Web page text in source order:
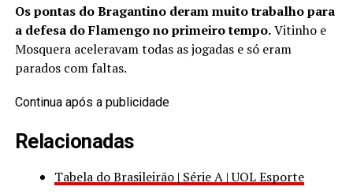
Os pontas do Bragantino deram muito trabalho para
a defesa do Flamengo no primeiro tempo.Vitinho e
Mosquera aceleravam todas as jogadas e só eram
parados com faltas.
Continua após a publicidade
Relacionadas
Tabela do Brasileirão | Série A | UOL Esporte